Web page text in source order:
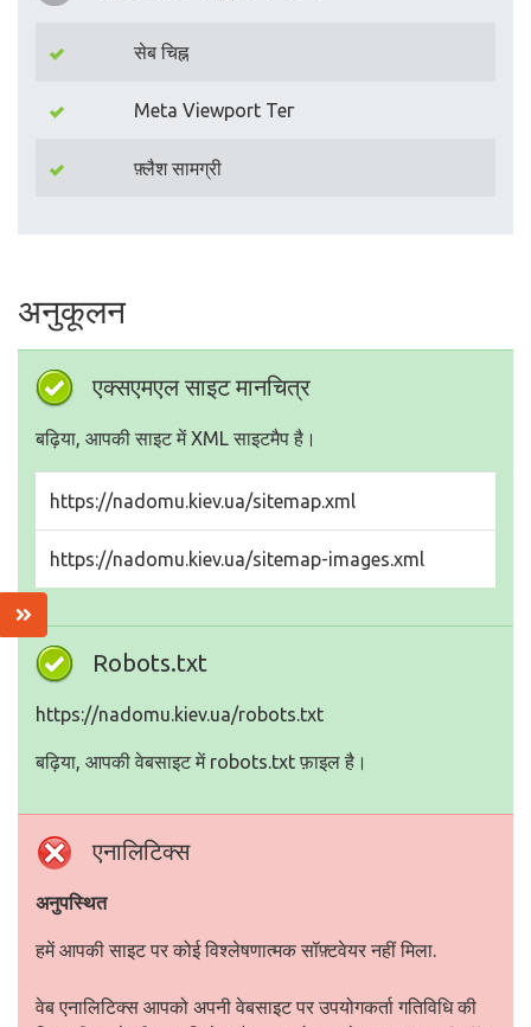
सेब चिह्न
Meta Viewport Тег
फ़्लैश सामग्री
अनुकूलन
एक्सएमएल साइट मानचित्र
बढ़िया, आपकी साइट में XML साइटमैप है।
https://nadomu.kiev.ua/sitemap.xml
https://nadomu.kiev.ua/sitemap-images.xml
Robots.txt
https://nadomu.kiev.ua/robots.txt
बढ़िया, आपकी वेबसाइट में robots.txt फ़ाइल है।
एनालिटिक्स
अनुपस्थित
हमें आपकी साइट पर कोई विश्लेषणात्मक सॉफ़्टवेयर नहीं मिला.
वेब एनालिटिक्स आपको अपनी वेबसाइट पर उपयोगकर्ता गतिविधि की